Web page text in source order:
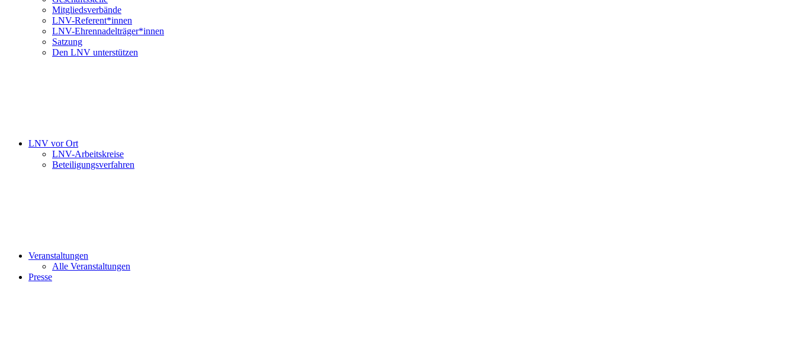
Mitgliedsverbände
LNV-Referent*innen
LNV-Ehrennadelträger*innen
Satzung
Den LNV unterstützen
LNV vor Ort
LNV-Arbeitskreise
Beteiligungsverfahren
Veranstaltungen
Alle Veranstaltungen
Presse